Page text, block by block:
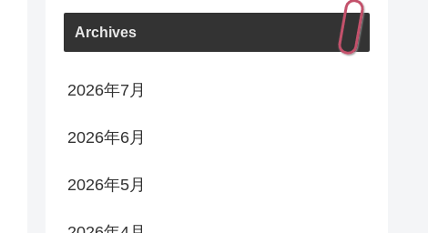
Archives
2026年7月
2026年6月
2026年5月